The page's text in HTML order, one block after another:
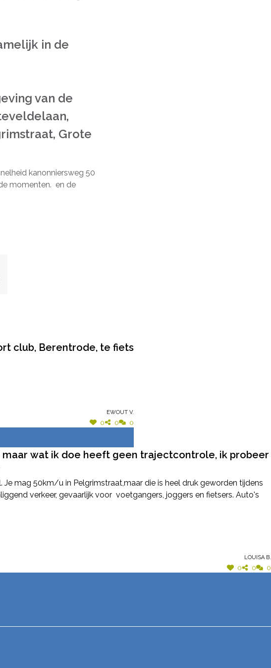
in de
van de
Grote
kanonniersweg 50
momenten. en de
club, Berentrode, te fiets
Ewout V.
0 0 0
wat ik doe heeft geen trajectcontrole, ik probeer
mag 50km/u in Pelgrimstraat,maar die is heel druk geworden tijdens
verkeer, gevaarlijk voor voetgangers, joggers en fietsers. Auto's
Louisa B.
0 0 0